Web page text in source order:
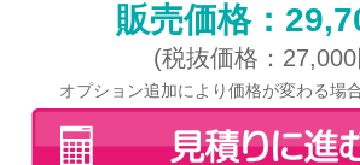
販売価格：
(税抜価格：
オプション追加により価格が変わる場